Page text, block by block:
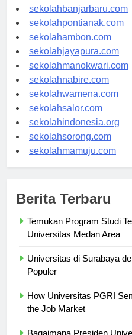
sekolahbanjarbaru.com
sekolahpontianak.com
sekolahambon.com
sekolahjayapura.com
sekolahmanokwari.com
sekolahnabire.com
sekolahwamena.com
sekolahsalor.com
sekolahindonesia.org
sekolahsorong.com
Temukan Program Studi
Universitas di Surabaya
How Universitas PGRI